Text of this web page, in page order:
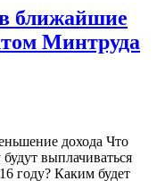
ближайшие
Минтруда
дохода Что
выплачиваться
году? Каким будет